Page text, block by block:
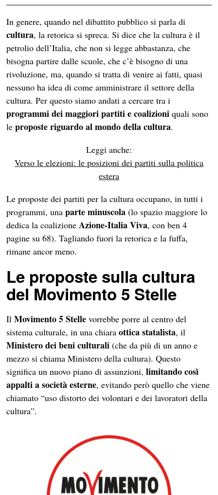
In genere, quando nel dibattito pubblico si parla di
cultura, la retorica si spreca. Si dice che la cultura è il
petrolio dell’Italia, che non si legge abbastanza, che
bisogna partire dalle scuole, che c’è bisogno di una
rivoluzione, ma, quando si tratta di venire ai fatti, quasi
nessuno ha idea di come amministrare il settore della
cultura. Per questo siamo andati a cercare tra i
programmi dei maggiori partiti e coalizioni quali sono
leproposte riguardo al mondo della cultura.
Leggi anche:
Verso le elezioni: le posizioni dei partiti sulla politica
estera
Le proposte dei partiti per la cultura occupano, in tutti i
programmi, unaparte minuscola (lo spazio maggiore lo
dedica la coalizioneAzione-Italia Viva, con ben 4
pagine su 68). Tagliando fuori la retorica e la fuffa,
rimane ancor meno.
Le proposte sulla cultura
del Movimento 5 Stelle
IlMovimento 5 Stelle vorrebbe porre al centro del
sistema culturale, in una chiaraottica statalista, il
Ministero dei beni culturali (che da più di un anno e
mezzo si chiama Ministero della cultura). Questo
significa un nuovo piano di assunzioni,limitando così
appalti a società esterne, evitando però quello che viene
chiamato “uso distorto dei volontari e dei lavoratori della
cultura”.